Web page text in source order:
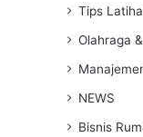
Tips
Olahraga
NEWS
Bisnis